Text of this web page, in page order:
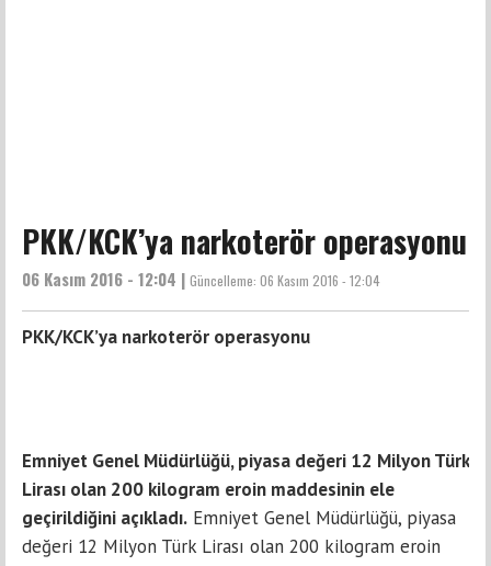
PKK/KCK’ya narkoterör operasyonu
06 Kasım 2016 - 12:04 | Güncelleme: 06 Kasım 2016 - 12:04
PKK/KCK’ya narkoterör operasyonu
Emniyet Genel Müdürlüğü, piyasa değeri 12 Milyon Türk
Lirası olan 200 kilogram eroin maddesinin ele
geçirildiğini açıkladı. Emniyet Genel Müdürlüğü, piyasa
değeri 12 Milyon Türk Lirası olan 200 kilogram eroin